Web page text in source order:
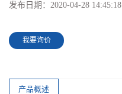
发布日期： 2020-04-28 14:45:18
我要询价
产品概述